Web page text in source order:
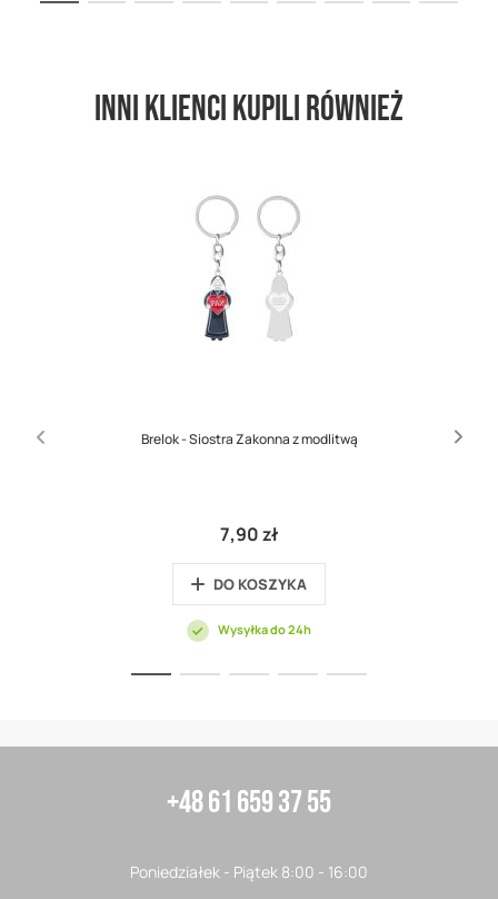
Inni klienci kupili również
Brelok - Siostra Zakonna z modlitwą
7,90 zł
DO KOSZYKA
Wysyłka do 24h
+48 61 659 37 55
Poniedziałek - Piątek 8:00 - 16:00